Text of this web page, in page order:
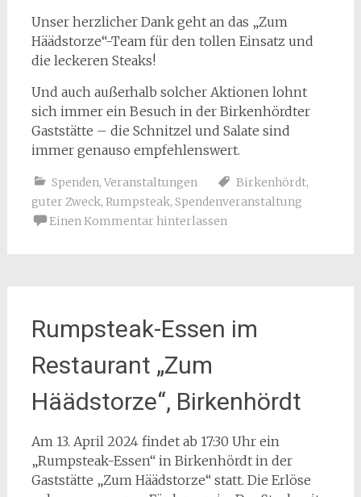
Unser herzlicher Dank geht an das „Zum
Häädstorze“-Team für den tollen Einsatz und
die leckeren Steaks!
Und auch außerhalb solcher Aktionen lohnt
sich immer ein Besuch in der Birkenhördter
Gaststätte – die Schnitzel und Salate sind
immer genauso empfehlenswert.
Spenden, Veranstaltungen Birkenhördt,
guter Zweck, Rumpsteak, Spendenveranstaltung
Einen Kommentar hinterlassen
Rumpsteak-Essen im
Restaurant „Zum
Häädstorze“, Birkenhördt
Am 13. April 2024 findet ab 17:30 Uhr ein
„Rumpsteak-Essen“ in Birkenhördt in der
Gaststätte „Zum Häädstorze“ statt. Die Erlöse